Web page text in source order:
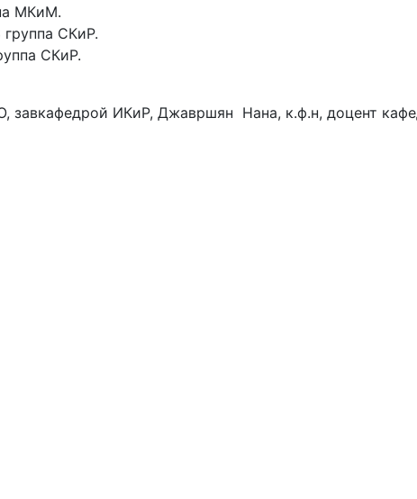
МКиМ.
СКиР.
СКиР.
завкафедрой ИКиР, Джавршян Нана, к.ф.н, доцент